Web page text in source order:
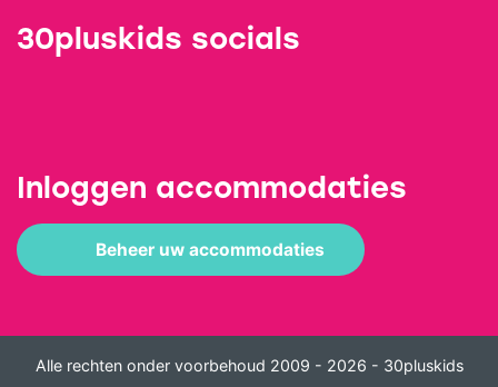
30pluskids socials
Inloggen accommodaties
Beheer uw accommodaties
Alle rechten onder voorbehoud 2009 - 2026 - 30pluskids